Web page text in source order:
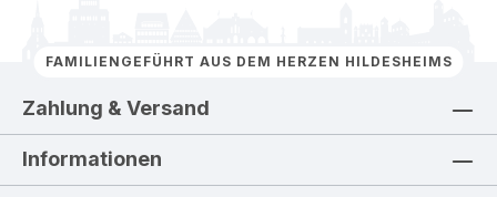
FAMILIENGEFÜHRT AUS DEM HERZEN HILDESHEIMS
Zahlung & Versand
Informationen